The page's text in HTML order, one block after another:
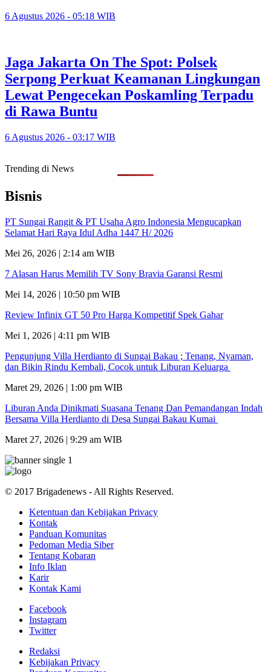
6 Agustus 2026 - 05:18 WIB
Jaga Jakarta On The Spot: Polsek
Serpong Perkuat Keamanan Lingkungan
Lewat Pengecekan Poskamling Terpadu
di Rawa Buntu
6 Agustus 2026 - 03:17 WIB
Trending di News
Bisnis
PT Sungai Rangit & PT Usaha Agro Indonesia Mengucapkan
Selamat Hari Raya Idul Adha 1447 H/ 2026
Mei 26, 2026 | 2:14 am WIB
7 Alasan Harus Memilih TV Sony Bravia Garansi Resmi
Mei 14, 2026 | 10:50 pm WIB
Review Infinix GT 50 Pro Harga Kompetitif Spek Gahar
Mei 1, 2026 | 4:11 pm WIB
Pengunjung Villa Herdianto di Sungai Bakau ; Tenang, Nyaman,
dan Bikin Rindu Kembali, Cocok untuk Liburan Keluarga
Maret 29, 2026 | 1:00 pm WIB
Liburan Anda Dinikmati Suasana Tenang Dan Pemandangan Indah
Bersama Villa Herdianto di Desa Sungai Bakau Kumai
Maret 27, 2026 | 9:29 am WIB
© 2017 Brigadenews - All Rights Reserved.
Ketentuan dan Kebijakan Privacy
Kontak
Panduan Komunitas
Pedoman Media Siber
Tentang Kobaran
Info Iklan
Karir
Kontak Kami
Facebook
Instagram
Twitter
Redaksi
Kebijakan Privacy